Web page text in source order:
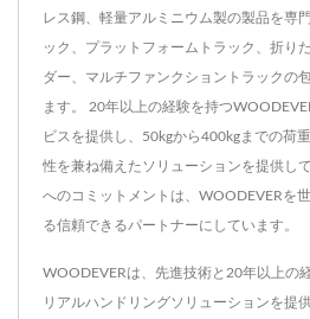
レス鋼、軽量アルミニウム製の製品を専
ック、プラットフォームトラック、折り
ダー、マルチファンクショントラックの
ます。 20年以上の経験を持つ
ビスを提供し、50kgから400kgまでの荷
性を兼ね備えたソリューションを提供し
へのコミットメントは、WOODEVERを
る信頼できるパートナーにしています。
WOODEVERは、先進技術と20年以上の
リアルハンドリングソリューションを提